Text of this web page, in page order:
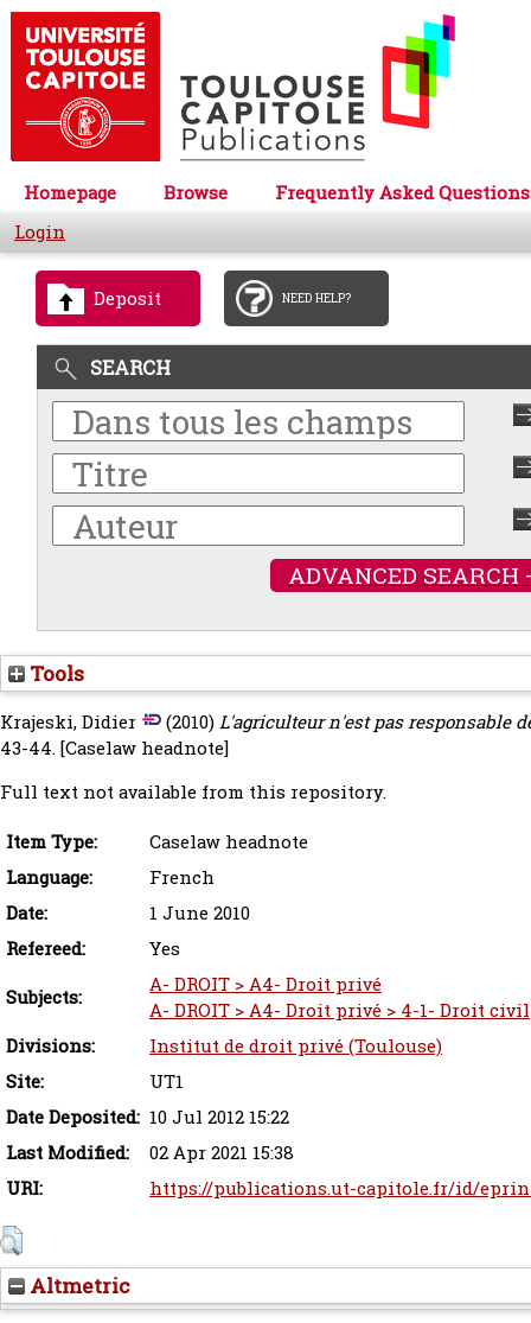
Homepage Browse
Frequently Asked Questions
Login
Deposit NEED HELP?
SEARCH
ADVANCED SEARCH
Tools
Krajeski, Didier (2010)L'agriculteur n'est pas responsable
43-44.[Caselaw headnote]
Full text not available from this repository.
Item Type:
Caselaw headnote
Language:
French
Date:
1 June 2010
Refereed:
Yes
Subjects:
A- DROIT > A4- Droit privé
A- DROIT > A4- Droit privé > 4-1- Droit civil
Divisions:
Institut de droit privé (Toulouse)
Site:
UT1
Date Deposited: 10 Jul 2012 15:22
Last Modified:
02 Apr 2021 15:38
URI:
https://publications.ut-capitole.fr/id/
Altmetric